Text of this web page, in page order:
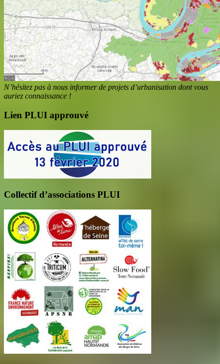
N’hésitez pas à nous informer de projets d’urbanisation dont vous
auriez connaissance !
Lien PLUI approuvé
Collectif d’associations PLUI